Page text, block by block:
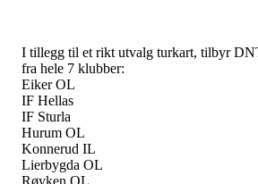
I tillegg til et rikt utvalg turkart, tilbyr
fra hele 7 klubber:
Eiker OL
IF Hellas
IF Sturla
Hurum OL
Konnerud IL
Lierbygda OL
Røyken OL